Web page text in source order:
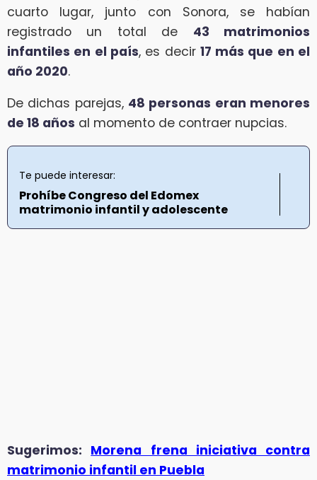
cuarto lugar, junto con Sonora, se habían
registrado un total de 43 matrimonios
infantiles en el país, es decir 17 más que en el
año 2020.
De dichas parejas, 48 personas eran menores
de 18 años al momento de contraer nupcias.
Te puede interesar:
Prohíbe Congreso del Edomex
matrimonio infantil y adolescente
Sugerimos: Morena frena iniciativa contra
matrimonio infantil en Puebla